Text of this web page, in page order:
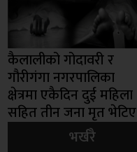
कैलालीको गोदावरी र
गौरीगंगा नगरपालिका
क्षेत्रमा एकैदिन दुई महिला
सहित तीन जना मृत भेटिए
भर्खरै